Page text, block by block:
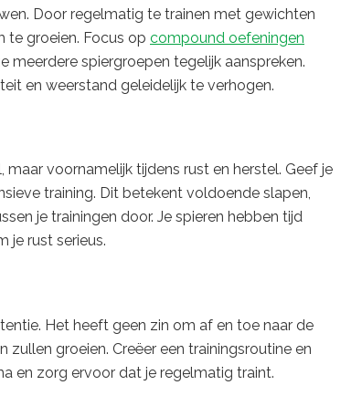
Door regelmatig te trainen met gewichten
te groeien. Focus op compound oefeningen
spiergroepen tegelijk aanspreken.
en weerstand geleidelijk te verhogen.
voornamelijk tijdens rust en herstel. Geef je
training. Dit betekent voldoende slapen,
je trainingen door. Je spieren hebben tijd
je rust serieus.
Het heeft geen zin om af en toe naar de
groeien. Creëer een trainingsroutine en
en zorg ervoor dat je regelmatig traint.